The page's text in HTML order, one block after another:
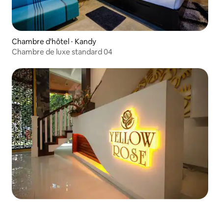
Chambre d'hôtel ⋅ Kandy
Chambre de luxe standard 04